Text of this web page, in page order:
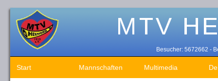
Besucher: 5672662 -
Start Mannschaften Multimedia